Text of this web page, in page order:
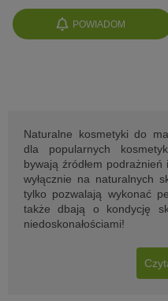
POWIADOM
Naturalne kosmetyki do
dla popularnych
bywają źródłem
wyłącznie na naturalnych
tylko pozwalają wykonać
także dbają o kondycję
niedoskonałościami!